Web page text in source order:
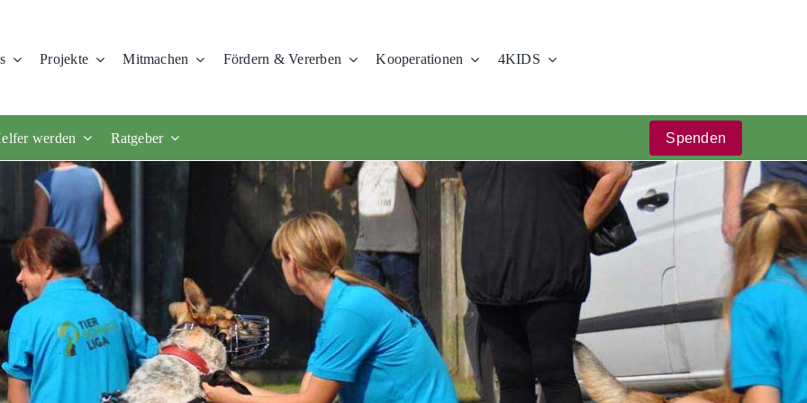
Projekte Mitmachen Fördern & Vererben Kooperationen 4KIDS
werden Ratgeber Spenden